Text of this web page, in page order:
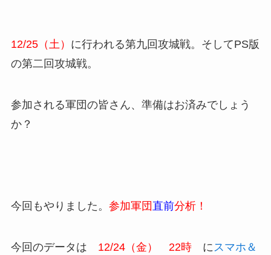
12/25（土） に行われる第九回攻城戦。そしてPS版
の第二回攻城戦。
参加される軍団の皆さん、準備はお済みでしょう
か？
今回もやりました。 参加軍団 直前分析！
今回のデータは 12/24（金） 22時にスマホ＆